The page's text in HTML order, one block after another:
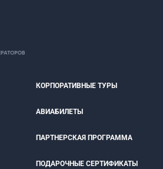
КОРПОРАТИВНЫЕ ТУРЫ
АВИАБИЛЕТЫ
ПАРТНЕРСКАЯ ПРОГРАММА
ПОДАРОЧНЫЕ СЕРТИФИКАТЫ